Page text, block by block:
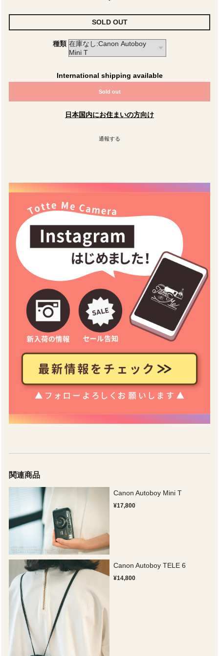
SOLD OUT
種類
International shipping available
Sold out
日本国内にお住まいの方向け
通報する
関連商品
Canon Autoboy Mini T
¥17,800
Canon Autoboy TELE 6
¥14,800